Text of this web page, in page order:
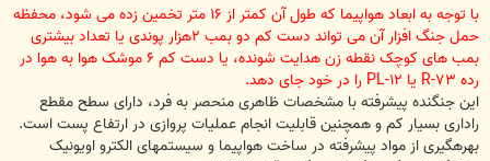
ت
با توجه به ابعاد هواپیما که طول آن کمتر از ۱۶ متر تخمین زده می شود، محفظه
حمل جنگ افزار آن می تواند دست کم دو بمب ۲هزار پوندی یا تعداد بیشتری
بمب های کوچک نقطه زن هدایت شونده، یا دست کم ۶ موشک هوا به هوا در
رده R-۷۳ یا PL-۱۲ را در خود جای دهد.
این جنگنده پیشرفته با مشخصات ظاهری منحصر به فرد، دارای سطح مقطع
راداری بسیار کم و همچنین قابلیت انجام عملیات پروازی در ارتفاع پست است.
بهرهگیری از مواد پیشرفته در ساخت هواپیما و سیستمهای الکترو اویونیک